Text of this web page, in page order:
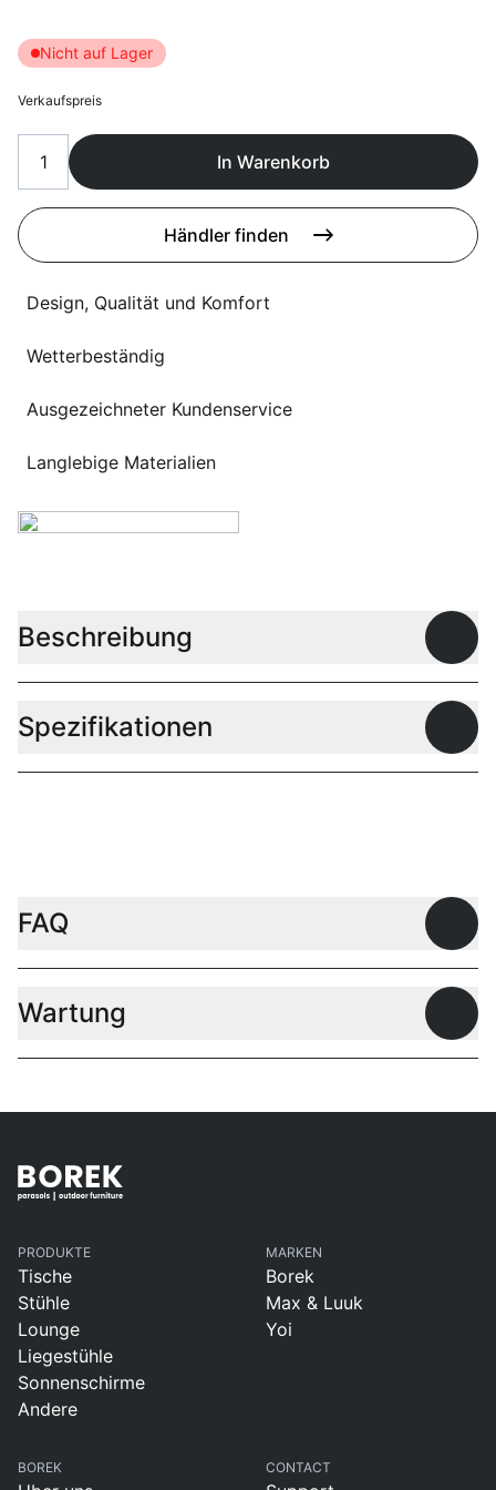
Nicht auf Lager
Verkaufspreis
In Warenkorb
Händler finden
Design, Qualität und Komfort
Wetterbeständig
Ausgezeichneter Kundenservice
Langlebige Materialien
Beschreibung
Spezifikationen
FAQ
Wartung
PRODUKTE
Tische
Stühle
Lounge
Liegestühle
Sonnenschirme
Andere
MARKEN
Borek
Max & Luuk
Yoi
BOREK CONTACT